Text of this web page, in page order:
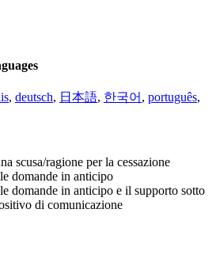
, deutsch, 日本語, 한국어 , português,
scusa/ragione per la cessazione
domande in anticipo
domande in anticipo e il supporto sotto
di comunicazione